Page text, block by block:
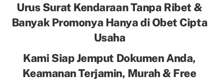
Urus Surat Kendaraan Tanpa Ribet &
Banyak Promonya Hanya di Obet Cipta
Usaha
Kami Siap Jemput Dokumen Anda,
Keamanan Terjamin, Murah & Free